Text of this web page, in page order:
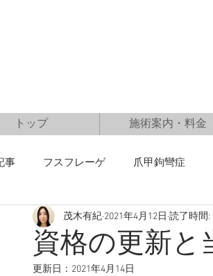
トップ 施術案内・料金
事 フスフレーゲ 爪甲鉤彎症
資格の更新と
茂木有紀 2021年4月12日 読了時間:
更新日： 2021年4月14日